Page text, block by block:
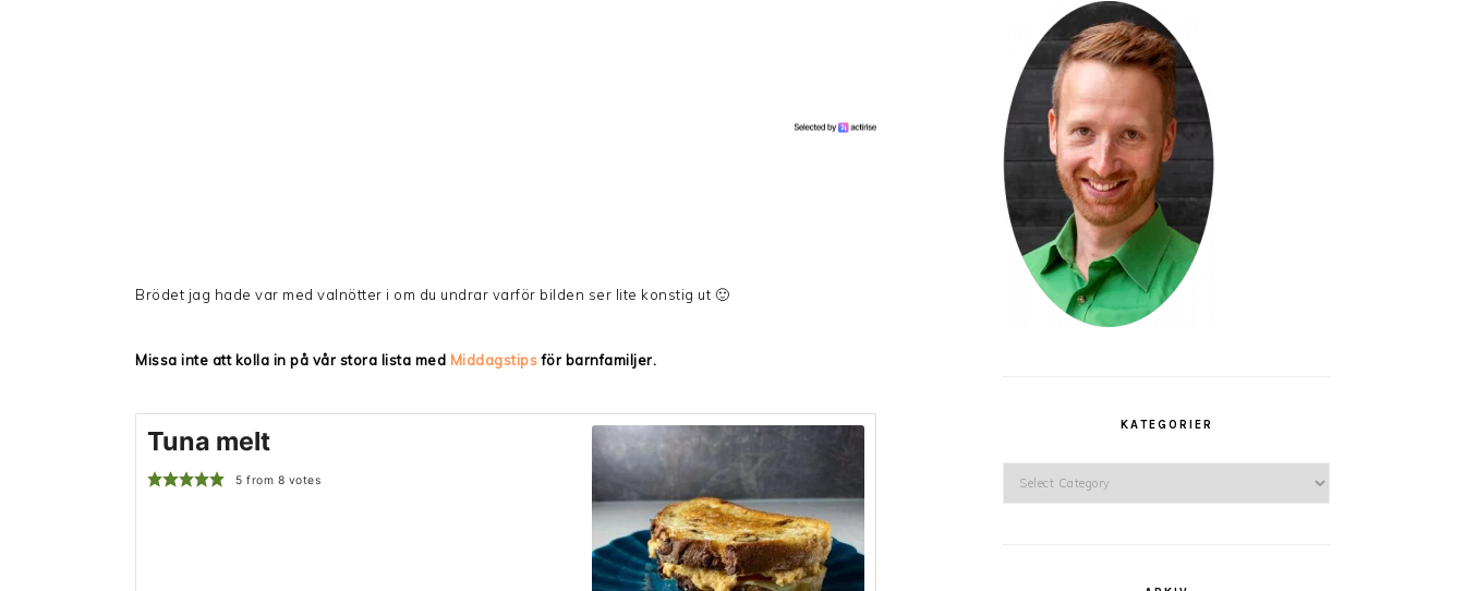
Brödet jag hade var med valnötter i om du undrar varför bilden ser lite konstig ut 🙂
Missa inte att kolla in på vår stora lista med Middagstipsför barnfamiljer.
Tuna melt
5 from 8 votes
KATEGORIER